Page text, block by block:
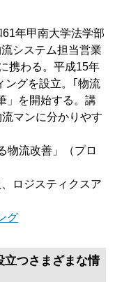
年甲南大学法学部
システム担当営業
携わる。平成15年
ングを設立。｢物流
」を開始する。講
マンに分かりやす
物流改善」（プロ
ロジスティクスア
グ
立つさまざまな情